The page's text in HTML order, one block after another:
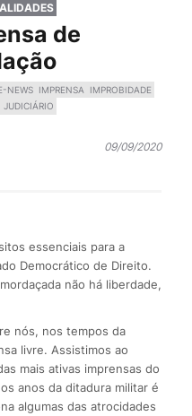
de
NEWS IMPRENSA
IMPROBIDADE
JUDICIÁRIO
09/09/2020
essenciais para a
Democrático de Direito.
não há liberdade,
nós, nos tempos da
livre. Assistimos ao
mais ativas imprensas do
anos da ditadura militar é
algumas das atrocidades